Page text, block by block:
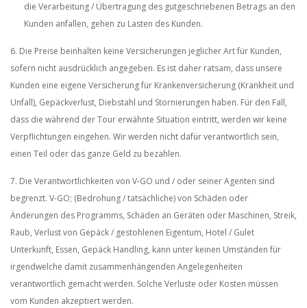
die Verarbeitung / Übertragung des gutgeschriebenen Betrags an den
Kunden anfallen, gehen zu Lasten des Kunden.
6. Die Preise beinhalten keine Versicherungen jeglicher Art für Kunden,
sofern nicht ausdrücklich angegeben. Es ist daher ratsam, dass unsere
Kunden eine eigene Versicherung für Krankenversicherung (Krankheit und
Unfall), Gepäckverlust, Diebstahl und Stornierungen haben. Für den Fall,
dass die während der Tour erwähnte Situation eintritt, werden wir keine
Verpflichtungen eingehen. Wir werden nicht dafür verantwortlich sein,
einen Teil oder das ganze Geld zu bezahlen.
7. Die Verantwortlichkeiten von V-GO und / oder seiner Agenten sind
begrenzt. V-GO; (Bedrohung / tatsächliche) von Schäden oder
Änderungen des Programms, Schäden an Geräten oder Maschinen, Streik,
Raub, Verlust von Gepäck / gestohlenen Eigentum, Hotel / Gulet
Unterkunft, Essen, Gepäck Handling, kann unter keinen Umständen für
irgendwelche damit zusammenhängenden Angelegenheiten
verantwortlich gemacht werden. Solche Verluste oder Kosten müssen
vom Kunden akzeptiert werden.